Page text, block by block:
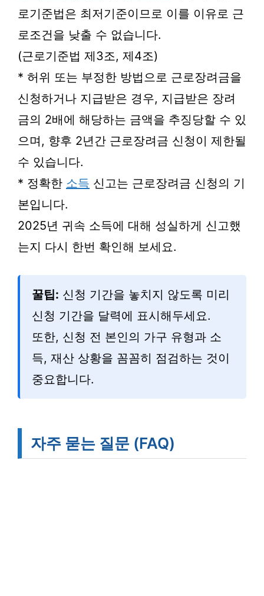
로기준법은 최저기준이므로 이를 이유로 근
로조건을 낮출 수 없습니다.
(근로기준법 제3조, 제4조)
* 허위 또는 부정한 방법으로 근로장려금을
신청하거나 지급받은 경우, 지급받은 장려
금의 2배에 해당하는 금액을 추징당할 수 있
으며, 향후 2년간 근로장려금 신청이 제한될
수 있습니다.
* 정확한 소득 신고는 근로장려금 신청의 기
본입니다.
2025년 귀속 소득에 대해 성실하게 신고했
는지 다시 한번 확인해 보세요.
꿀팁: 신청 기간을 놓치지 않도록 미리
신청 기간을 달력에 표시해두세요.
또한, 신청 전 본인의 가구 유형과 소
득, 재산 상황을 꼼꼼히 점검하는 것이
중요합니다.
자주 묻는 질문 (FAQ)